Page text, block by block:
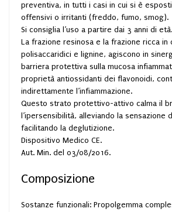
preventiva, in tutti i casi in cui si è
offensivi o irritanti (freddo, fumo, smog).
Si consiglia l’uso a partire dai 3 anni di età.
La frazione resinosa e la frazione ricca in
polisaccaridici e lignine, agiscono in
barriera protettiva sulla mucosa
proprietà antiossidanti dei flavonoidi,
indirettamente l’infiammazione.
Questo strato protettivo-attivo calma il
l’ipersensibilità, alleviando la sensazione
facilitando la deglutizione.
Dispositivo Medico CE.
Aut. Min. del 03/08/2016.
Composizione
Sostanze funzionali: Propolgemma